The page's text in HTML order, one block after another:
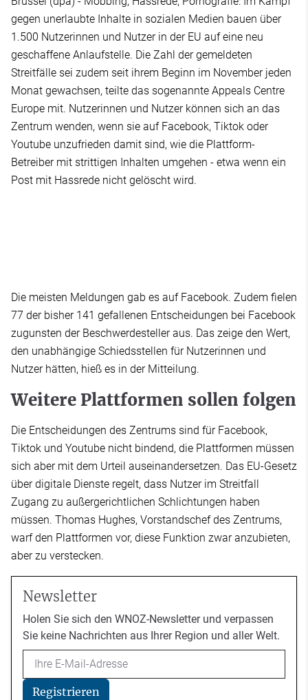
gegen unerlaubte Inhalte in sozialen Medien bauen über
1.500 Nutzerinnen und Nutzer in der EU auf eine neu
geschaffene Anlaufstelle. Die Zahl der gemeldeten
Streitfälle sei zudem seit ihrem Beginn im November jeden
Monat gewachsen, teilte das sogenannte Appeals Centre
Europe mit. Nutzerinnen und Nutzer können sich an das
Zentrum wenden, wenn sie auf Facebook, Tiktok oder
Youtube unzufrieden damit sind, wie die Plattform-
Betreiber mit strittigen Inhalten umgehen - etwa wenn ein
Post mit Hassrede nicht gelöscht wird.
Die meisten Meldungen gab es auf Facebook. Zudem fielen
77 der bisher 141 gefallenen Entscheidungen bei Facebook
zugunsten der Beschwerdesteller aus. Das zeige den Wert,
den unabhängige Schiedsstellen für Nutzerinnen und
Nutzer hätten, hieß es in der Mitteilung.
Weitere Plattformen sollen folgen
Die Entscheidungen des Zentrums sind für Facebook,
Tiktok und Youtube nicht bindend, die Plattformen müssen
sich aber mit dem Urteil auseinandersetzen. Das EU-Gesetz
über digitale Dienste regelt, dass Nutzer im Streitfall
Zugang zu außergerichtlichen Schlichtungen haben
müssen. Thomas Hughes, Vorstandschef des Zentrums,
warf den Plattformen vor, diese Funktion zwar anzubieten,
aber zu verstecken.
Newsletter
Holen Sie sich den WNOZ-Newsletter und verpassen
Sie keine Nachrichten aus Ihrer Region und aller Welt.
Email
Registrieren